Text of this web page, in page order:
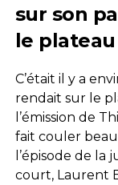
sur son
le
C’était il y a
rendait sur le
l’émission de
fait couler
l’épisode de
court, Laurent